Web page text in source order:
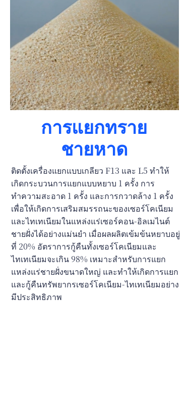
การแยกทราย
ชายหาด
ติดตั้งเครื่องแยกแบบเกลียว F13 และ L5 ทำให้
เกิดกระบวนการแยกแบบหยาบ 1 ครั้ง การ
ทำความสะอาด 1 ครั้ง และการกวาดล้าง 1 ครั้ง
เพื่อให้เกิดการเสริมสมรรถนะของเซอร์โคเนียม
และไทเทเนียมในแหล่งแร่เซอร์คอน-อิลเมไนต์
ชายฝั่งได้อย่างแม่นยำ เมื่อผลผลิตเข้มข้นหยาบอยู่
ที่ 20% อัตราการกู้คืนทั้งเซอร์โคเนียมและ
ไทเทเนียมจะเกิน 98% เหมาะสำหรับการแยก
แหล่งแร่ชายฝั่งขนาดใหญ่ และทำให้เกิดการแยก
และกู้คืนทรัพยากรเซอร์โคเนียม-ไทเทเนียมอย่าง
มีประสิทธิภาพ